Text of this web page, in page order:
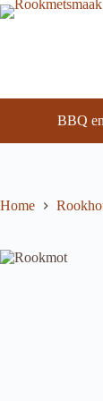
Ga
naar
BBQ
Home